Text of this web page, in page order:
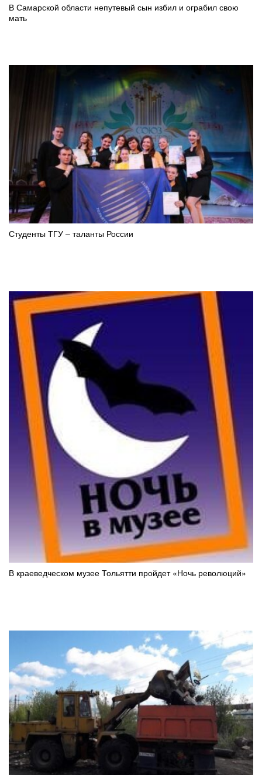
В Самарской области непутевый сын избил и ограбил свою
мать
Студенты ТГУ – таланты России
В краеведческом музее Тольятти пройдет «Ночь революций»